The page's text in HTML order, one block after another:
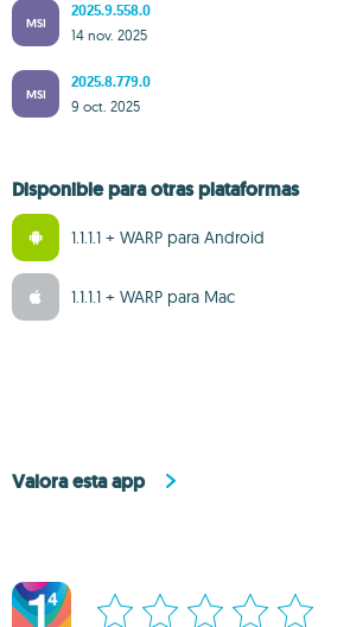
MSI
2025.9.558.0
14 nov. 2025
MSI
2025.8.779.0
9 oct. 2025
Disponible para otras plataformas
1.1.1.1 + WARP para Android
1.1.1.1 + WARP para Mac
Valora esta app